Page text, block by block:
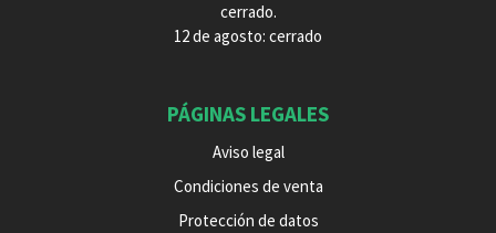
cerrado.
12 de agosto: cerrado
PÁGINAS LEGALES
Aviso legal
Condiciones de venta
Protección de datos